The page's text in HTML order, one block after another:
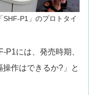
P1」のプロトタイ
P1には、発売時期、
作はできるか?」と